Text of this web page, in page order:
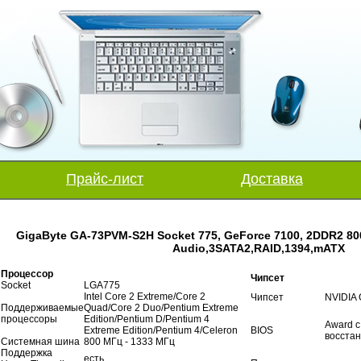
Прайс-лист Доставка
GigaByte GA-73PVM-S2H Socket 775, GeForce 7100, 2DDR2
Audio,3SATA2,RAID,1394,mATX
Процессор
Socket
LGA775
Поддерживаемые
процессоры
Intel Core 2 Extreme/Core 2
Quad/Core 2 Duo/Pentium Extreme
Edition/Pentium D/Pentium 4
Extreme Edition/Pentium 4/Celeron
Системная шина 800 МГц - 1333 МГц
Поддержка
есть
Чипсет
Чипсет
NVIDIA
BIOS
Award